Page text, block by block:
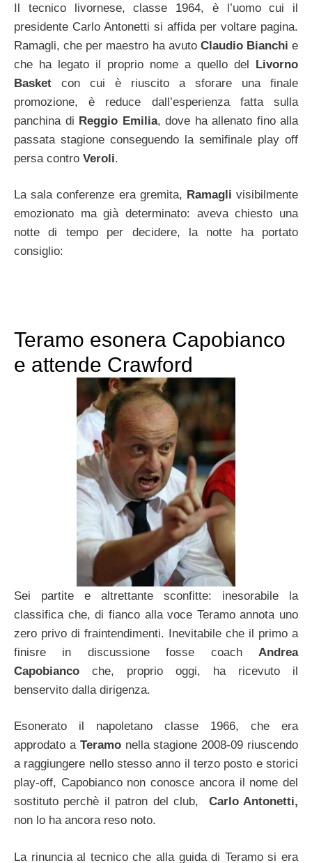
Il tecnico livornese, classe 1964, è l’uomo cui il
presidente Carlo Antonetti si affida per voltare pagina.
Ramagli, che per maestro ha avuto Claudio Bianchi e
che ha legato il proprio nome a quello del Livorno
Basket con cui è riuscito a sforare una finale
promozione, è reduce dall’esperienza fatta sulla
panchina di Reggio Emilia, dove ha allenato fino alla
passata stagione conseguendo la semifinale play off
persa contro Veroli.
La sala conferenze era gremita, Ramaglivisibilmente
emozionato ma già determinato: aveva chiesto una
notte di tempo per decidere, la notte ha portato
consiglio:
Teramo esonera Capobianco
e attende Crawford
Sei partite e altrettante sconfitte: inesorabile la
classifica che, di fianco alla voce Teramo annota uno
zero privo di fraintendimenti. Inevitabile che il primo a
finisre in discussione fosse coach Andrea
Capobianco che, proprio oggi, ha ricevuto il
benservito dalla dirigenza.
Esonerato il napoletano classe 1966, che era
approdato a Teramo nella stagione 2008-09 riuscendo
a raggiungere nello stesso anno il terzo posto e storici
play-off, Capobianco non conosce ancora il nome del
sostituto perchè il patron del club,
Carlo Antonetti,
non lo ha ancora reso noto.
La rinuncia al tecnico che alla guida di Teramo si era